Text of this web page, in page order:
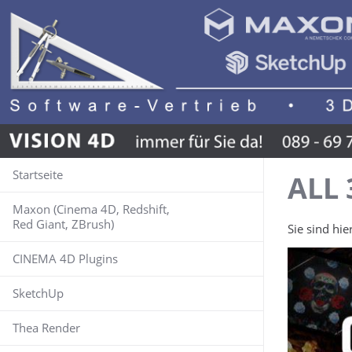
Startseite
Maxon (Cinema 4D, Redshift,
Red Giant, ZBrush)
MAXON ONE
CINEMA 4D
Was ist neu?
REDSHIFT
CINEMA 4D Plugins
Power Reducer
Dokumentation
Advanced PolySplit
SketchUp
Schulung
Thea Render
ALL
Sie sind